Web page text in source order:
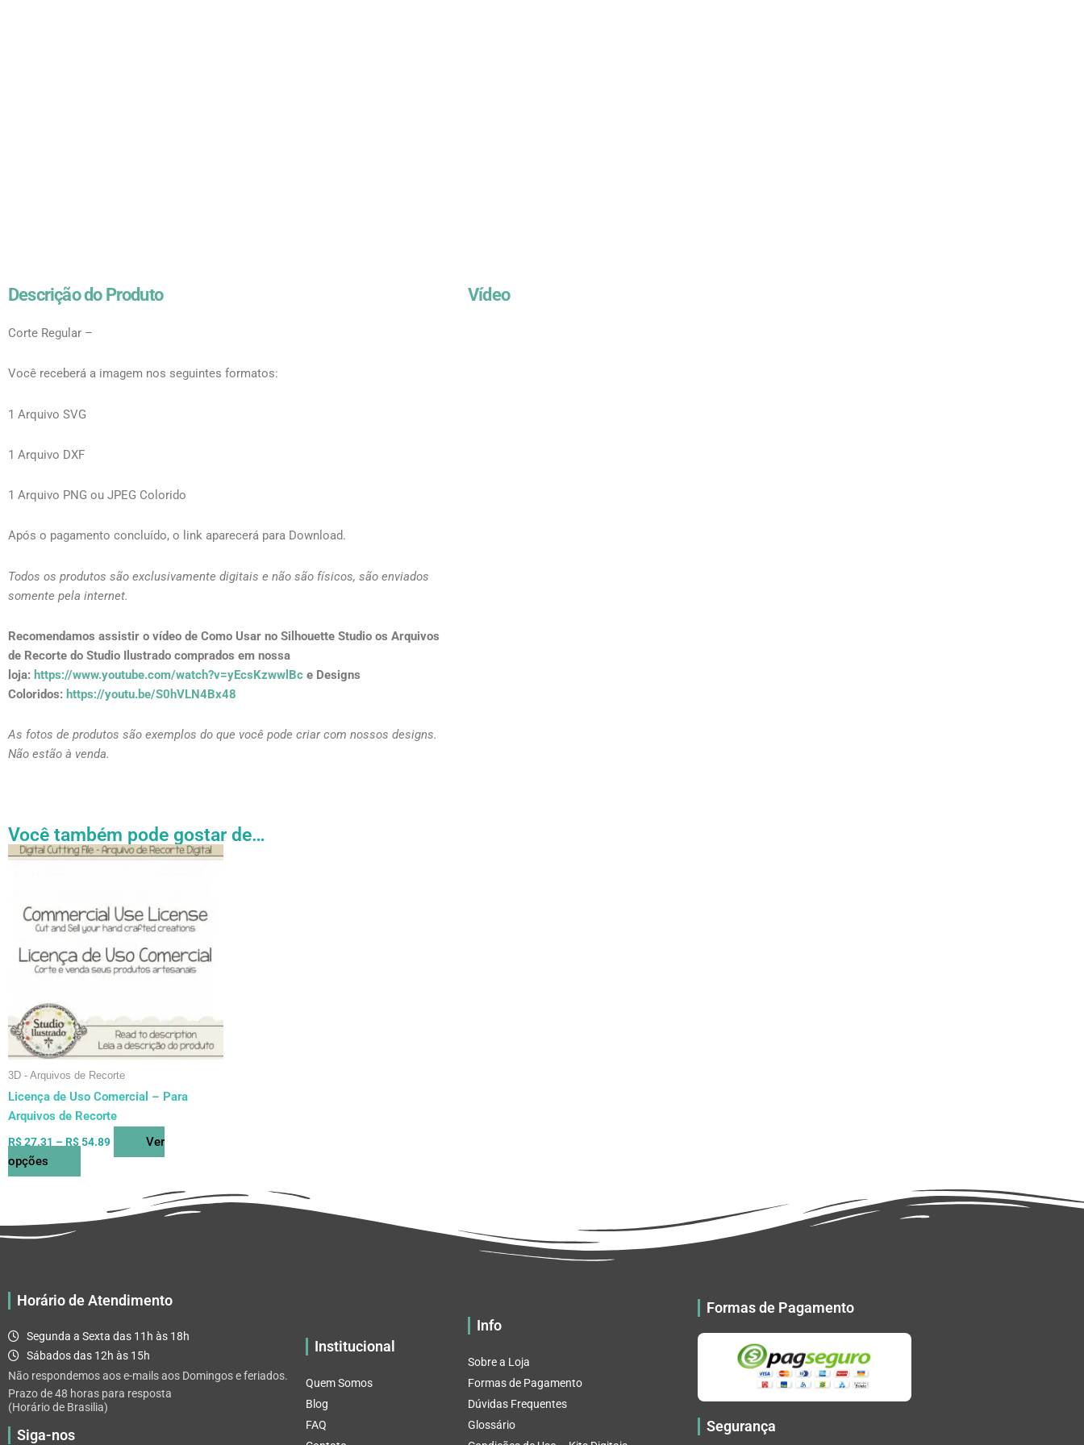
Descrição do Produto
Corte Regular –
Você receberá a imagem nos seguintes formatos:
1 Arquivo SVG
1 Arquivo DXF
1 Arquivo PNG ou JPEG Colorido
Após o pagamento concluído, o link aparecerá para Download.
Todos os produtos são exclusivamente digitais e não são físicos, são enviados
somente pela internet.
Recomendamos assistir o vídeo de Como Usar no Silhouette Studio os Arquivos
de Recorte do Studio Ilustrado comprados em nossa
loja: https://www.youtube.com/watch?v=yEcsKzwwlBc e Designs
Coloridos: https://youtu.be/S0hVLN4Bx48
As fotos de produtos são exemplos do que você pode criar com nossos designs.
Não estão à venda.
Vídeo
Você também pode gostar de…
3D - Arquivos de Recorte
Licença de Uso Comercial – Para
Arquivos de Recorte
R$27.31 – R$ 54.89
Faixa
de
através
R$ 54.89
Ver
opções
Este
várias
variantes.
As
opções
escolhidas
produto
Horário de Atendimento
Segunda a Sexta das 11h às 18h
Sábados das 12h às 15h
Não respondemos aos e-mails aos Domingos e feriados.
Prazo de 48 horas para resposta
(Horário de Brasilia)
Siga-nos
Institucional
Quem Somos
Blog
FAQ
Info
Sobre a Loja
Formas de Pagamento
Dúvidas Frequentes
Glossário
Formas de Pagamento
Segurança